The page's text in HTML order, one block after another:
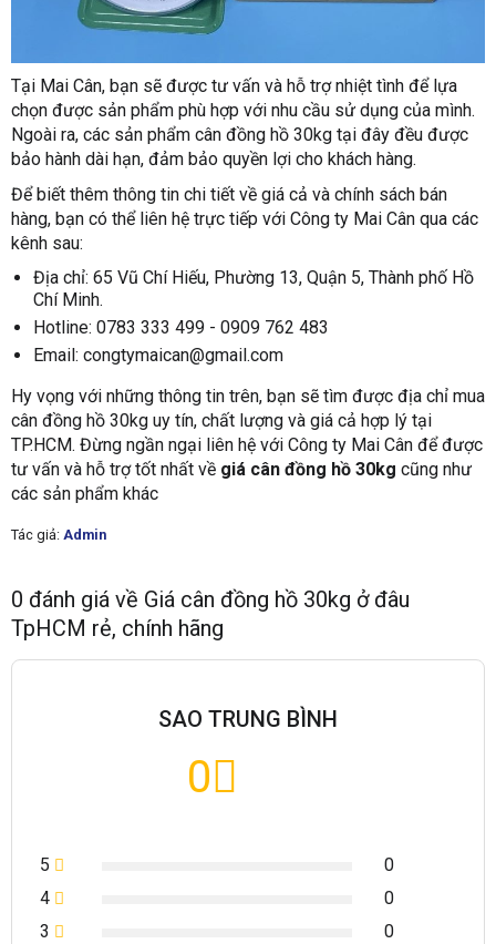
Tại Mai Cân, bạn sẽ được tư vấn và hỗ trợ nhiệt tình để lựa
chọn được sản phẩm phù hợp với nhu cầu sử dụng của mình.
Ngoài ra, các sản phẩm cân đồng hồ 30kg tại đây đều được
bảo hành dài hạn, đảm bảo quyền lợi cho khách hàng.
Để biết thêm thông tin chi tiết về giá cả và chính sách bán
hàng, bạn có thể liên hệ trực tiếp với Công ty Mai Cân qua các
kênh sau:
Địa chỉ: 65 Vũ Chí Hiếu, Phường 13, Quận 5, Thành phố Hồ
Chí Minh.
Hotline: 0783 333 499 - 0909 762 483
Email: congtymaican@gmail.com
Hy vọng với những thông tin trên, bạn sẽ tìm được địa chỉ mua
cân đồng hồ 30kg uy tín, chất lượng và giá cả hợp lý tại
TP.HCM. Đừng ngần ngại liên hệ với Công ty Mai Cân để được
tư vấn và hỗ trợ tốt nhất về giá cân đồng hồ 30kg cũng như
các sản phẩm khác
Tác giả: Admin
0 đánh giá về Giá cân đồng hồ 30kg ở đâu
TpHCM rẻ, chính hãng
SAO TRUNG BÌNH
0
5
0
4
0
3
0